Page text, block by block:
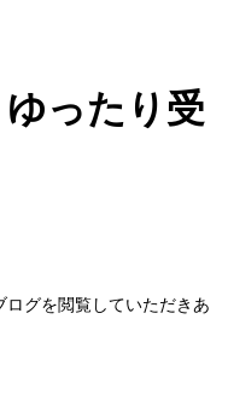
ったり受
ログを閲覧していただきあ